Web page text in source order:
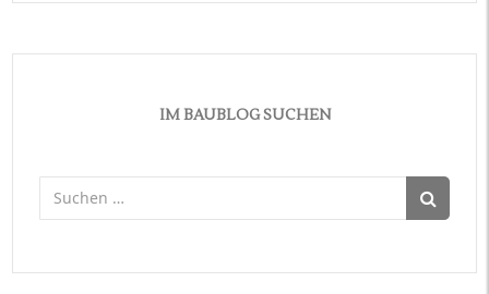
IM BAUBLOG SUCHEN
Suchen
nach: